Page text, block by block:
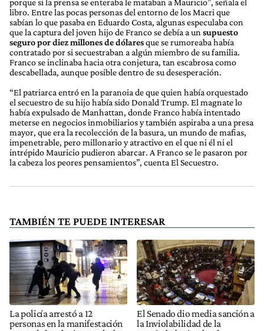
porque si la prensa se enteraba le mataban a Mauricio”, señala el
libro. Entre las pocas personas del entorno de los Macri que
sabían lo que pasaba en Eduardo Costa, algunas especulaba con
que la captura del joven hijo de Franco se debía a un supuesto
seguro por diez millones de dólaresque se rumoreaba había
contratado por si secuestraban a algún miembro de su familia.
Franco se inclinaba hacia otra conjetura, tan escabrosa como
descabellada, aunque posible dentro de su desesperación.
“El patriarca entró en la paranoia de que quien había orquestado
el secuestro de su hijo había sido Donald Trump. El magnate lo
había expulsado de Manhattan, donde Franco había intentado
meterse en negocios inmobiliarios y también aspiraba a una presa
mayor, que era la recolección de la basura, un mundo de mafias,
impenetrable, pero millonario y atractivo en el que ni él ni el
intrépido Mauricio pudieron abarcar. A Franco se le pasaron por
la cabeza los peores pensamientos”, cuenta El Secuestro.
TAMBIÉN TE PUEDE INTERESAR
La policía arrestó a 12
personas en la manifestación
El Senado dio media sanción a
la Inviolabilidad de la